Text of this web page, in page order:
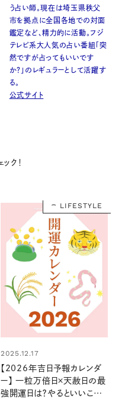
う占い師。現在は埼玉県秩父
市を拠点に全国各地での対面
鑑定など、精力的に活動。フジ
テレビ系大人気の占い番組「突
然ですが占ってもいいです
か？」のレギュラーとして活躍す
る。
公式サイト
ック！
LIFESTYLE
2025.12.17
【2026年吉日予報カレンダ
ー】 一粒万倍日×天赦日の最
強開運日は？やるといいこと